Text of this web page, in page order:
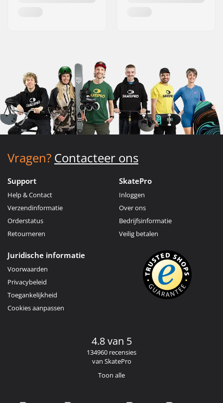
Vragen? Contacteer ons
Support
Help & Contact
Verzendinformatie
Orderstatus
Retourneren
SkatePro
Inloggen
Over ons
Bedrijfsinformatie
Veilig betalen
Juridische informatie
Voorwaarden
Privacybeleid
Toegankelijkheid
Cookies aanpassen
4.8 van 5
134960 recensies
van SkatePro
Toon alle